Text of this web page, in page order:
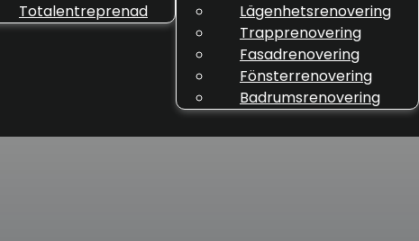
Totalentreprenad
Lägenhetsrenovering
Trapprenovering
Fasadrenovering
Fönsterrenovering
Badrumsrenovering